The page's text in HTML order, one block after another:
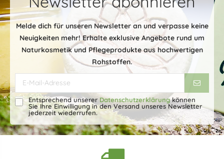
Melde dich für unseren Newsletter an und verpasse keine
Neuigkeiten mehr! Erhalte exklusive Angebote rund um
Naturkosmetik und Pflegeprodukte aus hochwertigen
Rohstoffen.
Entsprechend unserer Datenschutzerklärungkönnen
Sie Ihre Einwilligung in den Versand unseres Newsletter
jederzeit wiederrufen.